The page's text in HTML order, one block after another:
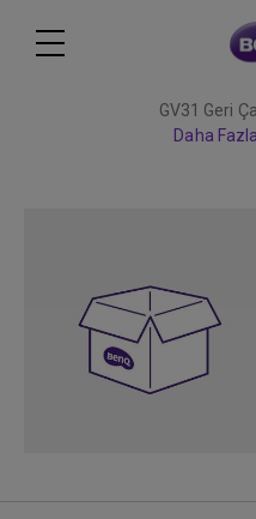
GV31 Geri
Daha